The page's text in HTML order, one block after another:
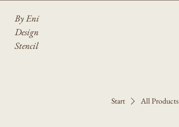
By Eni
Design
Stencil
Start All Products